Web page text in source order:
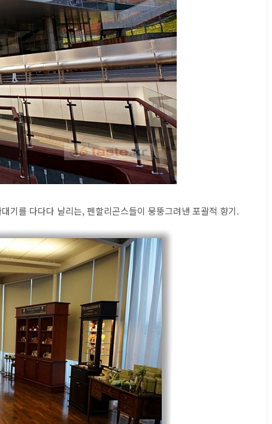
기를 다다다 날리는, 펜할리곤스들이 뭉뚱그려낸 포괄적 향기.